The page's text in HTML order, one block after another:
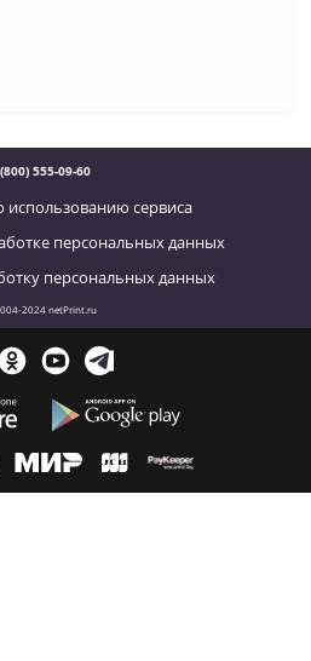
555-09-60
сервиса
персональных данных
персональных данных
2024 netPrint.ru